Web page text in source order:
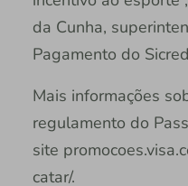
da Cunha,
Pagamento do
Mais informações
regulamento do
site
catar/.